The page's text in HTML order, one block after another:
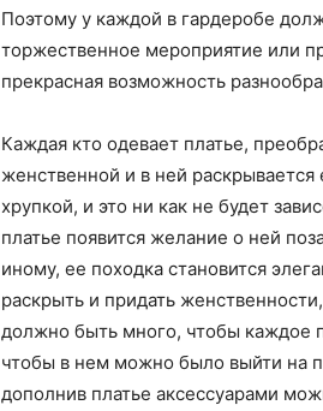
Поэтому у каждой в гардеробе
торжественное мероприятие или
прекрасная возможность
Каждая кто одевает платье,
женственной и в ней раскрывается
хрупкой, и это ни как не будет
платье появится желание о ней
иному, ее походка становится
раскрыть и придать
должно быть много, чтобы каждое
чтобы в нем можно было выйти на
дополнив платье аксессуарами